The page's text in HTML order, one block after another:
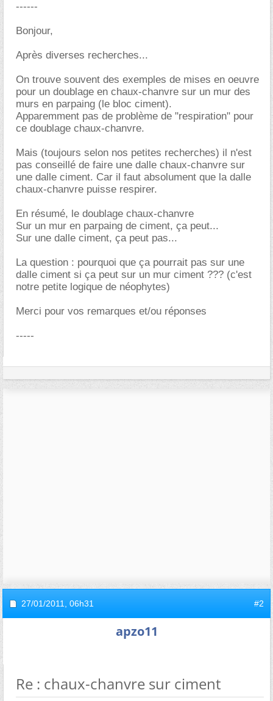
------
Bonjour,
Après diverses recherches...
On trouve souvent des exemples de mises en oeuvre
pour un doublage en chaux-chanvre sur un mur des
murs en parpaing (le bloc ciment).
Apparemment pas de problème de "respiration" pour
ce doublage chaux-chanvre.
Mais (toujours selon nos petites recherches) il n'est
pas conseillé de faire une dalle chaux-chanvre sur
une dalle ciment. Car il faut absolument que la dalle
chaux-chanvre puisse respirer.
En résumé, le doublage chaux-chanvre
Sur un mur en parpaing de ciment, ça peut...
Sur une dalle ciment, ça peut pas...
La question : pourquoi que ça pourrait pas sur une
dalle ciment si ça peut sur un mur ciment ??? (c'est
notre petite logique de néophytes)
Merci pour vos remarques et/ou réponses
-----
27/01/2011, 06h31 #2
apzo11
Re : chaux-chanvre sur ciment